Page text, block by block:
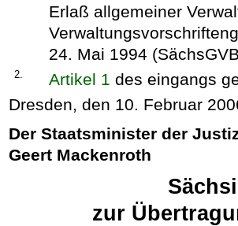
Erlaß allgemeiner
24. Mai 1994
2. Artikel 1 des eingangs
Dresden, den 10. Februar
Der Staatsminister der
Geert Mackenroth
zur